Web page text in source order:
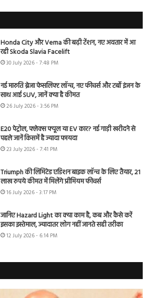
Honda City और Verna की बढ़ी टेंशन, नए अवतार में आ
रही Skoda Slavia Facelift
30 July 2026 - 7:48 PM
नई मारुति ब्रेजा फेसलिफ्ट लॉन्च, नए फीचर्स और टर्बो इंजन के
साथ आई SUV, जानें क्या है कीमत
26 July 2026 - 3:56 PM
E20 पेट्रोल, फ्लेक्स फ्यूल या EV कार? नई गाड़ी खरीदने से
पहले जानें किसमें है ज्यादा फायदा
23 July 2026 - 7:41 PM
Triumph की लिमिटेड एडिशन बाइक लॉन्च के लिए तैयार, 21
लाख रुपये कीमत में मिलेंगे प्रीमियम फीचर्स
16 July 2026 - 3:17 PM
जानिए Hazard Light का क्या काम है, कब और कैसे करें
इसका इस्तेमाल, ज्यादातर लोग नहीं जानते सही तरीका
12 July 2026 - 6:14 PM